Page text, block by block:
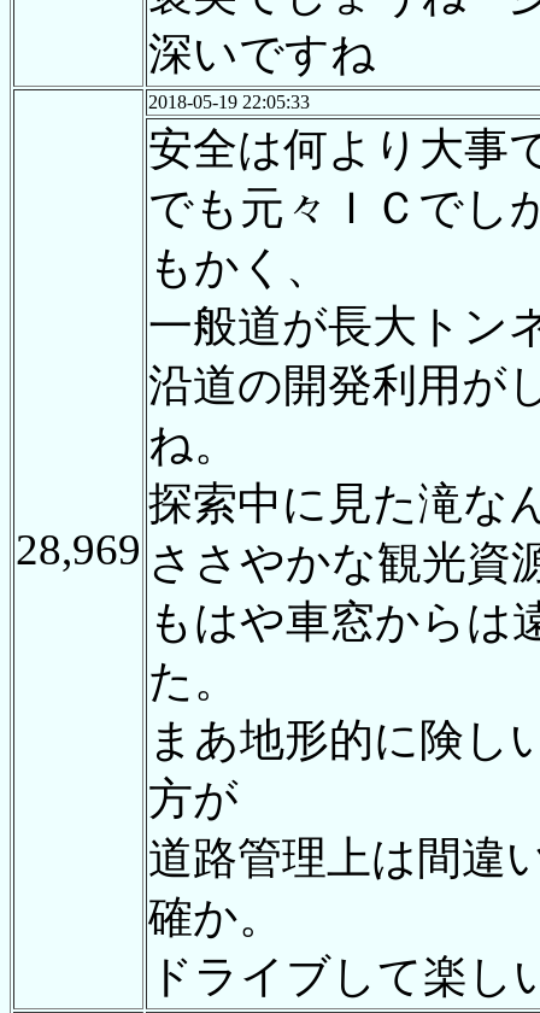
深いですね
28,969
2018-05-19 22:05:33
安全は何より大事
でも元々ＩＣでし
もかく、
一般道が長大トン
沿道の開発利用が
ね。
探索中に見た滝な
ささやかな観光資
もはや車窓からは
た。
まあ地形的に険し
方が
道路管理上は間違
確か。
ドライブして楽